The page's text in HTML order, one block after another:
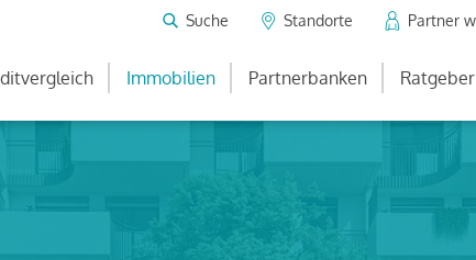
Suche Standorte Partner
Immobilien Partnerbanken Ratgeber